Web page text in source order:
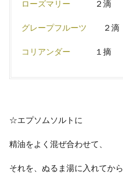
ローズマリー ２滴
グレープフルーツ ２滴
コリアンダー １摘
☆エプソムソルトに
精油をよく混ぜ合わせて、
それを、ぬるま湯に入れてから